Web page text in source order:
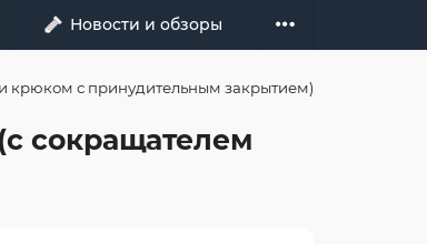
Новости и обзоры
крюком с принудительным закрытием)
сокращателем